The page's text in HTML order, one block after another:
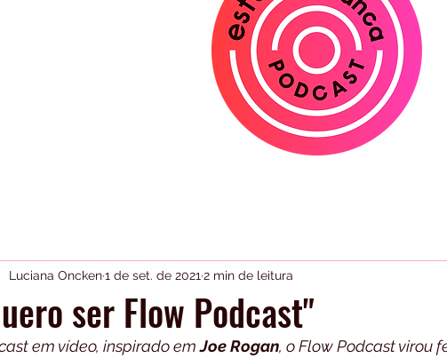
ser Flow Podcast"
Luciana Oncken1 de set. de 2021 2 min de leitura
em vídeo, inspirado em Joe Rogan, o Flow Podcast virou